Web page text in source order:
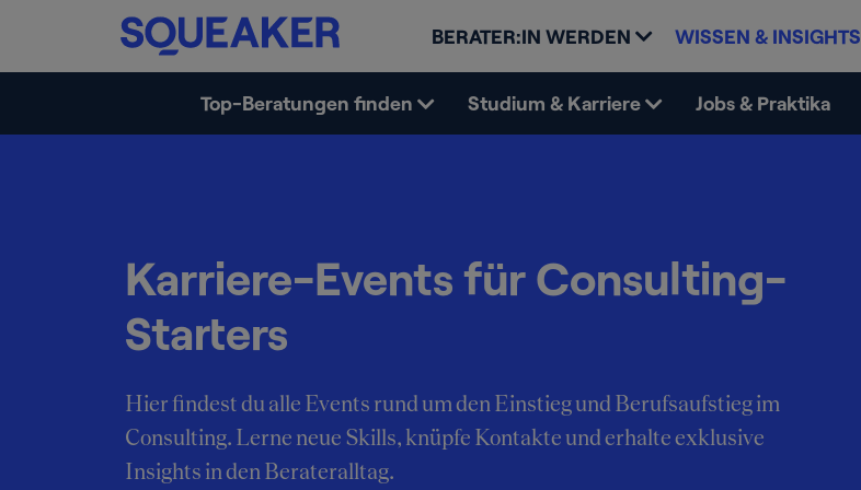
BERATER:IN WERDEN WISSEN & INSIGHTS
Top-Beratungen finden Studium & Karriere Jobs & Praktika
Karriere-Events für Consulting-
Starters
Hier findest du alle Events rund um den Einstieg und Berufsaufstieg im
Consulting. Lerne neue Skills, knüpfe Kontakte und erhalte exklusive
Insights in den Berateralltag.